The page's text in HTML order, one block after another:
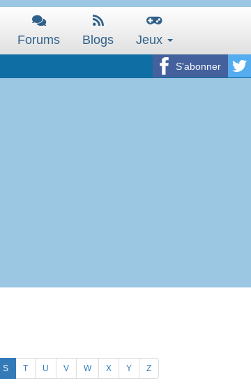
Forums Blogs Jeux
S'abonner
S T U V W X Y Z